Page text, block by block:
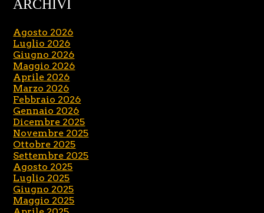
ARCHIVI
Agosto 2026
Luglio 2026
Giugno 2026
Maggio 2026
Aprile 2026
Marzo 2026
Febbraio 2026
Gennaio 2026
Dicembre 2025
Novembre 2025
Ottobre 2025
Settembre 2025
Agosto 2025
Luglio 2025
Giugno 2025
Maggio 2025